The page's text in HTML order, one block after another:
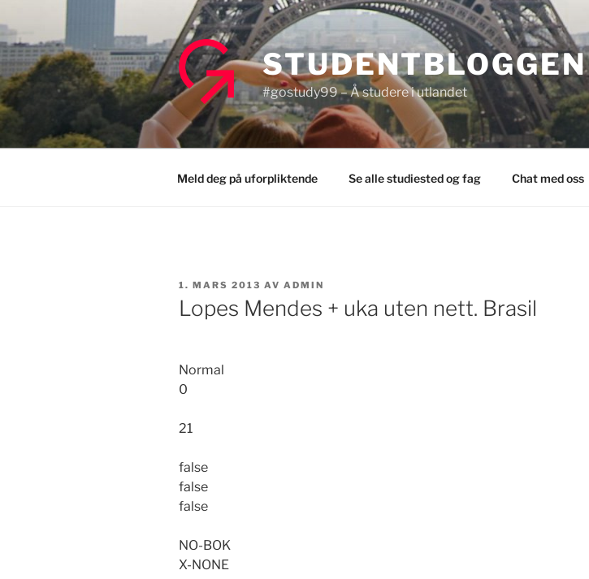
til
innhold
#gostudy99 – Å studere i utlandet
Meld deg på uforpliktende Se alle studiested og fag Chat med oss
PUBLISERT
1. MARS 2013 AV ADMIN
Lopes Mendes + uka uten nett. Brasil
Normal
0
21
false
false
false
NO-BOK
X-NONE